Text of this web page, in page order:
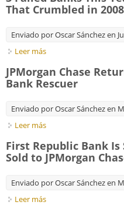
That Crumbled in 2008
Enviado porOscar Sánchezen
Leer más
JPMorgan Chase
Bank Rescuer
Enviado porOscar Sánchezen
Leer más
First Republic Bank Is
Sold to JPMorgan
Enviado porOscar Sánchezen
Leer más